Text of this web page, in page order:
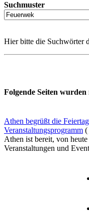
Suchmuster
Hier bitte die Suchwörter
Folgende Seiten
Athen begrüßt die
Veranstaltungsprogramm (
Athen ist bereit, von
Veranstaltungen und